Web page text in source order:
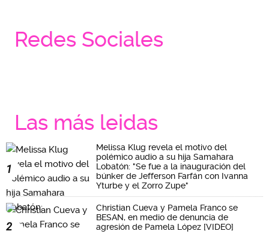
Redes Sociales
Las más leidas
1
Melissa Klug revela el motivo del
polémico audio a su hija Samahara
Lobatón: "Se fue a la inauguración del
búnker de Jefferson Farfán con Ivanna
Yturbe y el Zorro Zupe"
2
Christian Cueva y Pamela Franco se
BESAN, en medio de denuncia de
agresión de Pamela López [VIDEO]